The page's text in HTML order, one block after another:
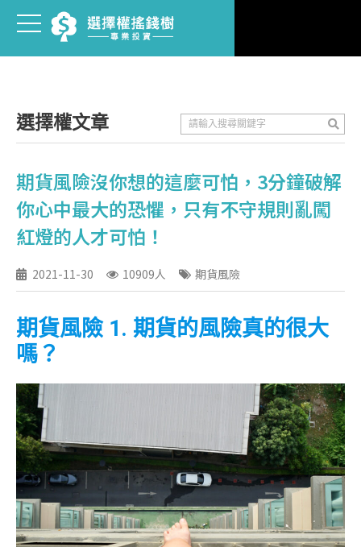
選擇權文章
期貨風險沒你想的這麼可怕，3分鐘破解
你心中最大的恐懼，只有不守規則亂闖
紅燈的人才可怕！
2021-11-30 10909人 期貨風險
期貨風險 1. 期貨的風險真的很大
嗎？